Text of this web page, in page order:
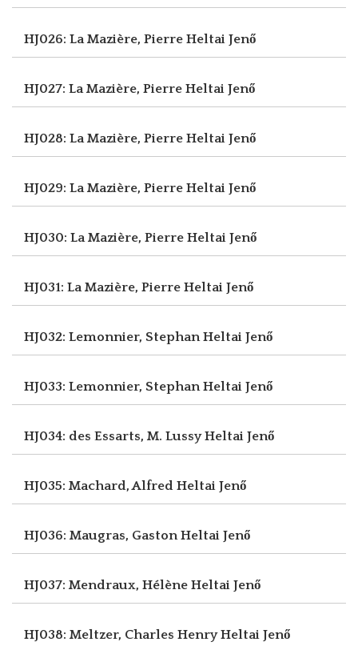
HJ026: La Mazière, Pierre Heltai Jenő
HJ027: La Mazière, Pierre Heltai Jenő
HJ028: La Mazière, Pierre Heltai Jenő
HJ029: La Mazière, Pierre Heltai Jenő
HJ030: La Mazière, Pierre Heltai Jenő
HJ031: La Mazière, Pierre Heltai Jenő
HJ032: Lemonnier, StephanHeltai Jenő
HJ033: Lemonnier, StephanHeltai Jenő
HJ034: des Essarts, M. LussyHeltai Jenő
HJ035: Machard, Alfred Heltai Jenő
HJ036: Maugras, GastonHeltai Jenő
HJ037: Mendraux, Hélène Heltai Jenő
HJ038: Meltzer, Charles HenryHeltai Jenő